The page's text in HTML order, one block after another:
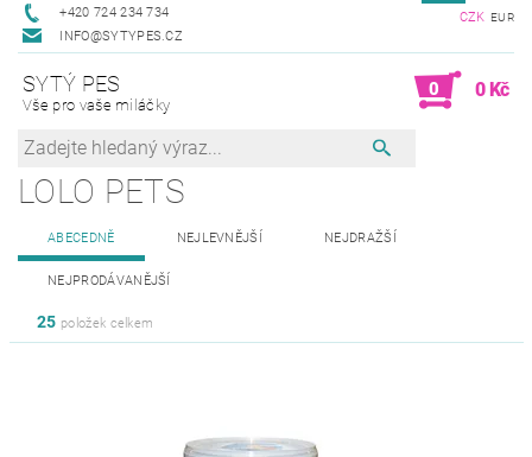
+420 724 234 734
INFO@SYTYPES.CZ
CZK EUR
SYTÝ PES
Vše pro vaše miláčky
0 0 Kč
LOLO PETS
ABECEDNĚ NEJLEVNĚJŠÍ NEJDRAŽŠÍ
NEJPRODÁVANĚJŠÍ
25 položek celkem